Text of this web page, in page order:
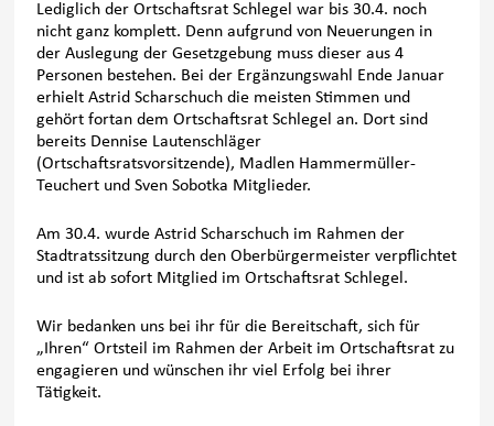
Lediglich der Ortschaftsrat Schlegel war bis 30.4. noch
nicht ganz komplett. Denn aufgrund von Neuerungen in
der Auslegung der Gesetzgebung muss dieser aus 4
Personen bestehen. Bei der Ergänzungswahl Ende Januar
erhielt Astrid Scharschuch die meisten Stimmen und
gehört fortan dem Ortschaftsrat Schlegel an. Dort sind
bereits Dennise Lautenschläger
(Ortschaftsratsvorsitzende), Madlen Hammermüller-
Teuchert und Sven Sobotka Mitglieder.
Am 30.4. wurde Astrid Scharschuch im Rahmen der
Stadtratssitzung durch den Oberbürgermeister verpflichtet
und ist ab sofort Mitglied im Ortschaftsrat Schlegel.
Wir bedanken uns bei ihr für die Bereitschaft, sich für
„Ihren“ Ortsteil im Rahmen der Arbeit im Ortschaftsrat zu
engagieren und wünschen ihr viel Erfolg bei ihrer
Tätigkeit.